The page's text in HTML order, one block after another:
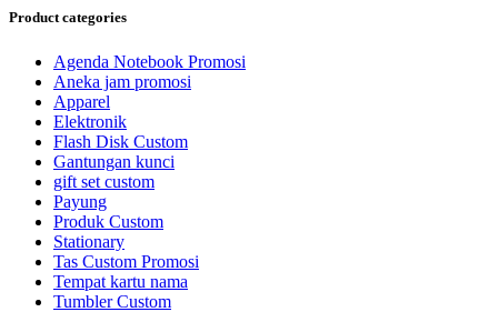
Product categories
Agenda Notebook Promosi
Aneka jam promosi
Apparel
Elektronik
Flash Disk Custom
Gantungan kunci
gift set custom
Payung
Produk Custom
Stationary
Tas Custom Promosi
Tempat kartu nama
Tumbler Custom